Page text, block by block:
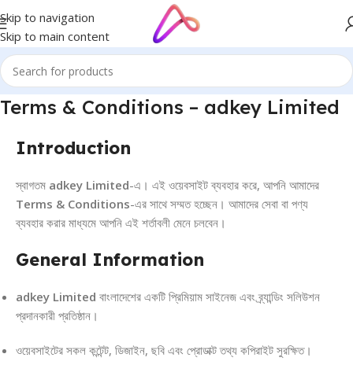
Skip to navigation
Skip to main content
Terms & Conditions – adkey Limited
Introduction
স্বাগতম adkey Limited-এ। এই ওয়েবসাইট ব্যবহার করে, আপনি আমাদের
Terms & Conditions-এর সাথে সম্মত হচ্ছেন। আমাদের সেবা বা পণ্য
ব্যবহার করার মাধ্যমে আপনি এই শর্তাবলী মেনে চলবেন।
General Information
adkey Limited বাংলাদেশের একটি প্রিমিয়াম সাইনেজ এবং ব্র্যান্ডিং সলিউশন
প্রদানকারী প্রতিষ্ঠান।
ওয়েবসাইটের সকল কন্টেন্ট, ডিজাইন, ছবি এবং প্রোডাক্ট তথ্য কপিরাইট সুরক্ষিত।